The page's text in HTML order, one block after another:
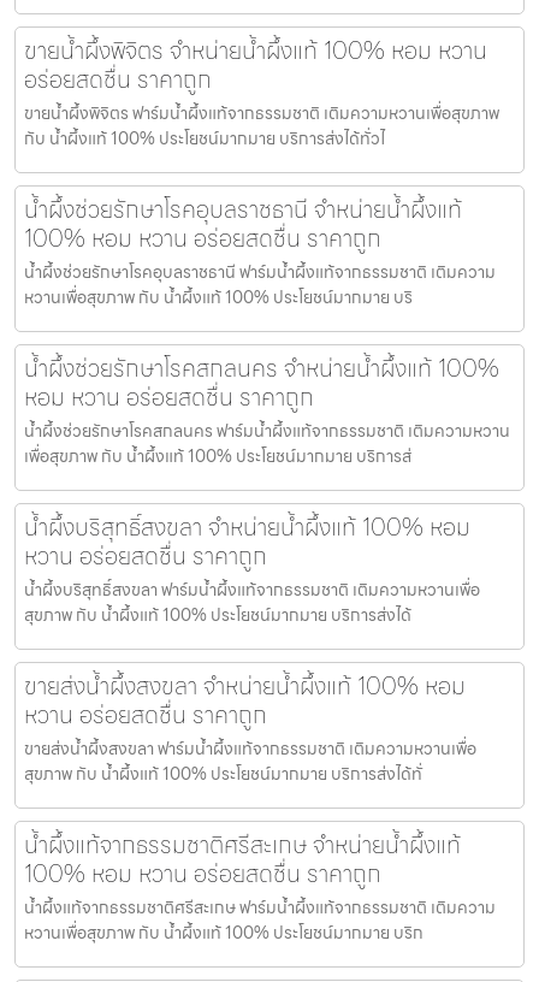
ขายน้ำผึ้งพิจิตร จำหน่ายน้ำผึ้งแท้ 100% หอม หวาน
อร่อยสดชื่น ราคาถูก
ขายน้ำผึ้งพิจิตร ฟาร์มน้ำผึ้งแท้จากธรรมชาติ เติมความหวานเพื่อสุขภาพ
กับ น้ำผึ้งแท้ 100% ประโยชน์มากมาย บริการส่งได้ทั่วไ
น้ำผึ้งช่วยรักษาโรคอุบลราชธานี จำหน่ายน้ำผึ้งแท้
100% หอม หวาน อร่อยสดชื่น ราคาถูก
น้ำผึ้งช่วยรักษาโรคอุบลราชธานี ฟาร์มน้ำผึ้งแท้จากธรรมชาติ เติมความ
หวานเพื่อสุขภาพ กับ น้ำผึ้งแท้ 100% ประโยชน์มากมาย บริ
น้ำผึ้งช่วยรักษาโรคสกลนคร จำหน่ายน้ำผึ้งแท้ 100%
หอม หวาน อร่อยสดชื่น ราคาถูก
น้ำผึ้งช่วยรักษาโรคสกลนคร ฟาร์มน้ำผึ้งแท้จากธรรมชาติ เติมความหวาน
เพื่อสุขภาพ กับ น้ำผึ้งแท้ 100% ประโยชน์มากมาย บริการส่
น้ำผึ้งบริสุทธิ์สงขลา จำหน่ายน้ำผึ้งแท้ 100% หอม
หวาน อร่อยสดชื่น ราคาถูก
น้ำผึ้งบริสุทธิ์สงขลา ฟาร์มน้ำผึ้งแท้จากธรรมชาติ เติมความหวานเพื่อ
สุขภาพ กับ น้ำผึ้งแท้ 100% ประโยชน์มากมาย บริการส่งได้
ขายส่งน้ำผึ้งสงขลา จำหน่ายน้ำผึ้งแท้ 100% หอม
หวาน อร่อยสดชื่น ราคาถูก
ขายส่งน้ำผึ้งสงขลา ฟาร์มน้ำผึ้งแท้จากธรรมชาติ เติมความหวานเพื่อ
สุขภาพ กับ น้ำผึ้งแท้ 100% ประโยชน์มากมาย บริการส่งได้ทั่
น้ำผึ้งแท้จากธรรมชาติศรีสะเกษ จำหน่ายน้ำผึ้งแท้
100% หอม หวาน อร่อยสดชื่น ราคาถูก
น้ำผึ้งแท้จากธรรมชาติศรีสะเกษ ฟาร์มน้ำผึ้งแท้จากธรรมชาติ เติมความ
หวานเพื่อสุขภาพ กับ น้ำผึ้งแท้ 100% ประโยชน์มากมาย บริก